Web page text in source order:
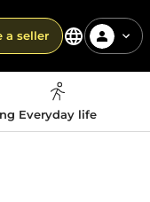
a seller
Everyday life